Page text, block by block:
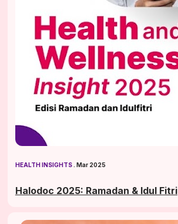
HEALTH INSIGHTS . Mar 2025
Halodoc 2025: Ramadan & Idul Fitri